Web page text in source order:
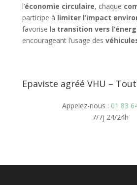
l’économie circulaire, chaque
participe à limiter l’impact
favorise la transition vers
encourageant l’usage des
Epaviste agréé VHU –
Appelez-nous : 01 83
7/7j 24/24h